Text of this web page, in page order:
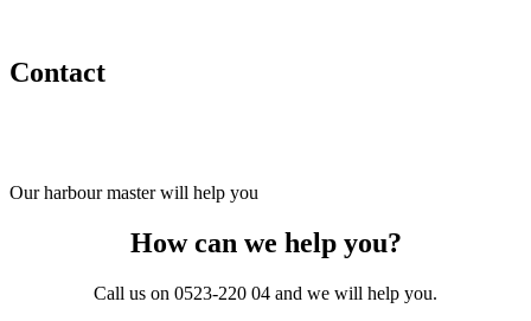
Contact
Our harbour master will help you
How can we help you?
Call us on 0523-220 04 and we will help you.